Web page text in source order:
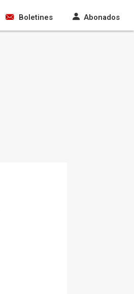
Boletines Abonados